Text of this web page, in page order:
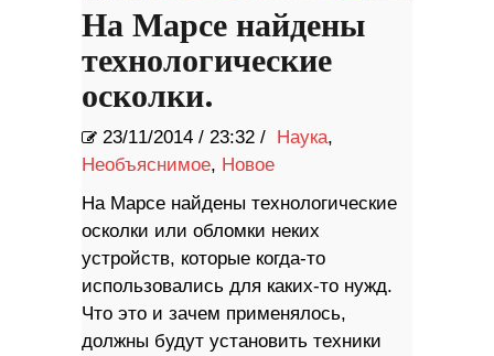
На Марсе найдены
технологические
осколки.
23/11/2014 / 23:32 / Наука,
Необъяснимое, Новое
На Марсе найдены технологические
осколки или обломки неких
устройств, которые когда-то
использовались для каких-то нужд.
Что это и зачем применялось,
должны будут установить техники